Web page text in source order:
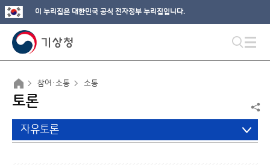
이 누리집은 대한민국 공식 전자정부 누리집입니다.
참여·소통 소통
토론
자유토론